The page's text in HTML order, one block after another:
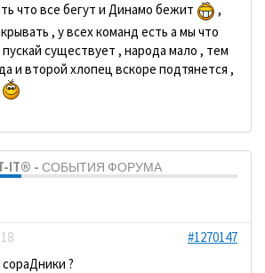
что все бегут и Динамо бежит
,
, у всех команд есть а мы что
существует , народа мало , тем
и второй хлопец вскоре подтянется ,
IT® - СОБЫТИЯ ФОРУМА
#1270147
?